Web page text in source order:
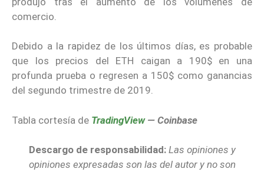
comercio.
Debido a la rapidez de los últimos días, es probable
que los precios del ETH caigan a 190$ en una
profunda prueba o regresen a 150$ como ganancias
del segundo trimestre de 2019.
Tabla cortesía de TradingView— Coinbase
Descargo de responsabilidad: Las opiniones y
opiniones expresadas son las del autor y no son